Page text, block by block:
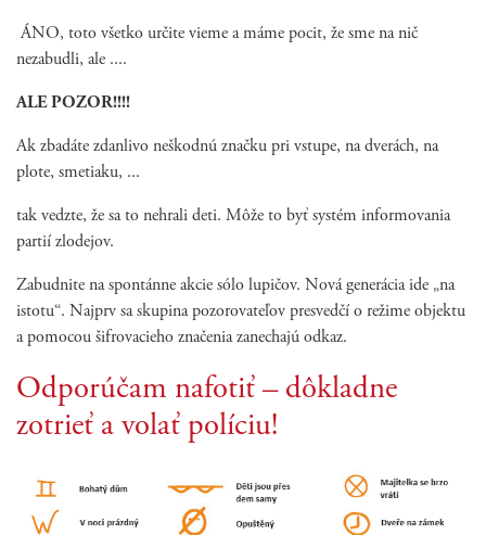
ÁNO, toto všetko určite vieme a máme pocit, že sme na nič
nezabudli, ale ....
ALE POZOR!!!!
Ak zbadáte zdanlivo neškodnú značku pri vstupe, na dverách, na
plote, smetiaku, ...
tak vedzte, že sa to nehrali deti. Môže to byť systém informovania
partií zlodejov.
Zabudnite na spontánne akcie sólo lupičov. Nová generácia ide „na
istotu“. Najprv sa skupina pozorovateľov presvedčí o režime objektu
a pomocou šifrovacieho značenia zanechajú odkaz.
Odporúčam nafotiť – dôkladne
zotrieť a volať políciu!